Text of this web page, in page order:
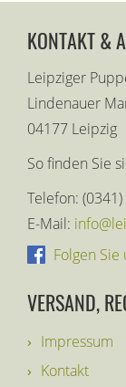
KONTAKT &
Leipziger
Lindenauer
04177 Leipzig
So finden Sie
Telefon:
E-Mail:
Folgen Sie
VERSAND,
Impressum
Kontakt